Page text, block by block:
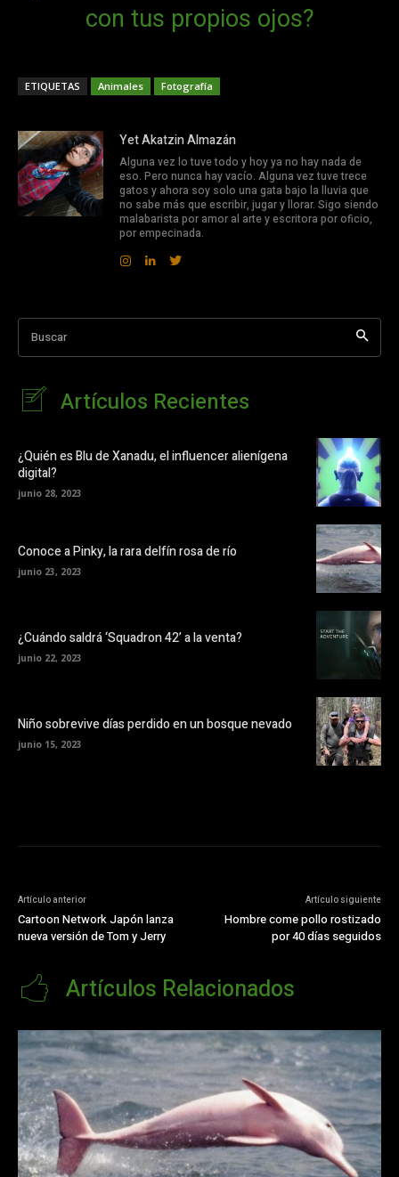
con tus propios ojos?
ETIQUETAS Animales Fotografía
Yet Akatzin Almazán
Alguna vez lo tuve todo y hoy ya no hay nada de
eso. Pero nunca hay vacío. Alguna vez tuve trece
gatos y ahora soy solo una gata bajo la lluvia que
no sabe más que escribir, jugar y llorar. Sigo siendo
malabarista por amor al arte y escritora por oficio,
por empecinada.
Buscar
Artículos Recientes
¿Quién es Blu de Xanadu, el influencer alienígena
digital?
junio 28, 2023
Conoce a Pinky, la rara delfín rosa de río
junio 23, 2023
¿Cuándo saldrá ‘Squadron 42’ a la venta?
junio 22, 2023
Niño sobrevive días perdido en un bosque nevado
junio 15, 2023
Artículo anterior
Cartoon Network Japón lanza
nueva versión de Tom y Jerry
Artículo siguiente
Hombre come pollo rostizado
por 40 días seguidos
Artículos Relacionados